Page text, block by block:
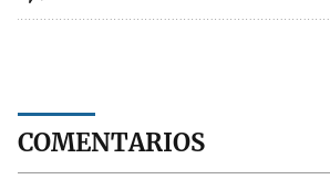
COMENTARIOS